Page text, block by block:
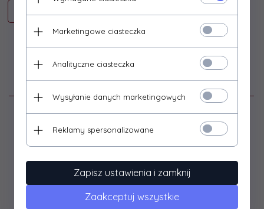
Opis produktu
Klapki damskie domowe w kolorze czarnym marki Inblu (
LV-18 )
Doskonale sprawdzą się do użytku domowego jak i
zewnętrznego ( w sezonie letnim ).
Cholewka buta wykonana z naturalnych tkanin - miłe w
Marketingowe ciasteczka
Analityczne ciasteczka
Wysyłanie danych marketingowych
Reklamy spersonalizowane
Zapisz ustawienia i zamknij
Zaakceptuj wszystkie